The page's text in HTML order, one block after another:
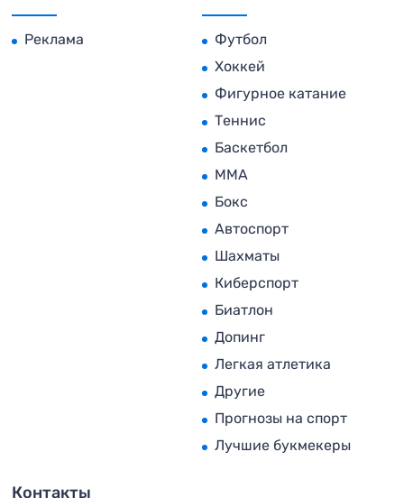
Реклама
Футбол
Хоккей
Фигурное катание
Теннис
Баскетбол
MMA
Бокс
Автоспорт
Шахматы
Киберспорт
Биатлон
Допинг
Легкая атлетика
Другие
Прогнозы на спорт
Лучшие букмекеры
Контакты